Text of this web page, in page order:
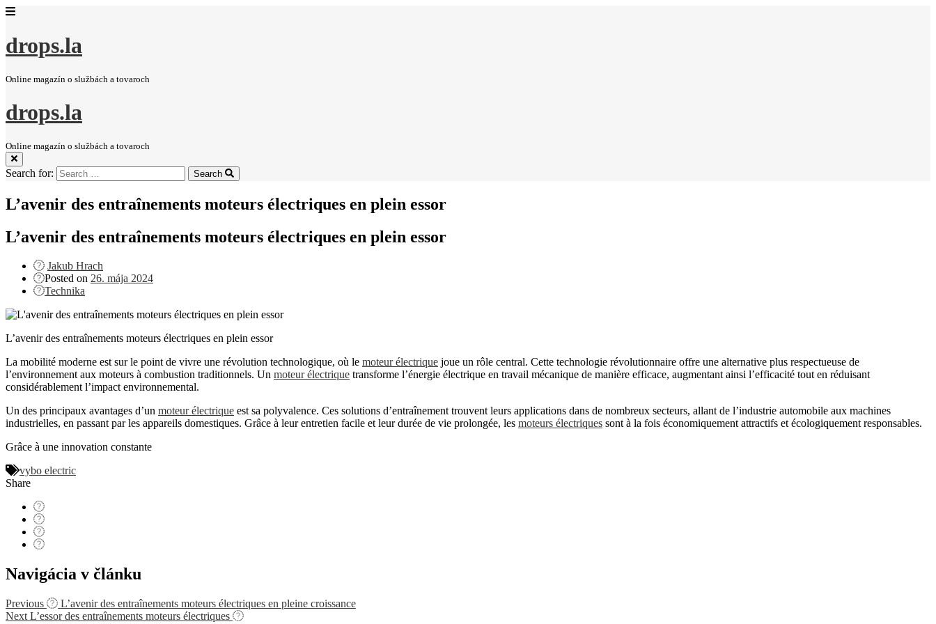
drops.la
Online magazín o službách a tovaroch
drops.la
Online magazín o službách a tovaroch
Search for: Search
L’avenir des entraînements moteurs électriques en plein essor
L’avenir des entraînements moteurs électriques en plein essor
Jakub Hrach
Posted on 26. mája 2024
Technika
L’avenir des entraînements moteurs électriques en plein essor
La mobilité moderne est sur le point de vivre une révolution technologique, où le moteur électrique joue un rôle central. Cette technologie révolutionnaire offre une alternative plus respectueuse de
l’environnement aux moteurs à combustion traditionnels. Un moteur électrique transforme l’énergie électrique en travail mécanique de manière efficace, augmentant ainsi l’efficacité tout en réduisant
considérablement l’impact environnemental.
Un des principaux avantages d’un moteur électrique est sa polyvalence. Ces solutions d’entraînement trouvent leurs applications dans de nombreux secteurs, allant de l’industrie automobile aux machines
industrielles, en passant par les appareils domestiques. Grâce à leur entretien facile et leur durée de vie prolongée, les moteurs électriques sont à la fois économiquement attractifs et écologiquement responsables.
Grâce à une innovation constante
vybo electric
Share
Navigácia v článku
Previous
L’avenir des entraînements moteurs électriques en pleine croissance
Next L’essor des entraînements moteurs électriques